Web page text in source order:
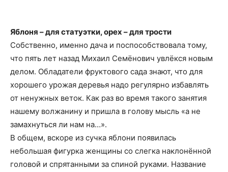
Яблоня – для статуэтки, орех – для трости
Собственно, именно дача и поспособствовала тому,
что пять лет назад Михаил Семёнович увлёкся новым
делом. Обладатели фруктового сада знают, что для
хорошего урожая деревья надо регулярно избавлять
от ненужных веток. Как раз во время такого занятия
нашему волжанину и пришла в голову мысль «а не
замахнуться ли нам на…».
В общем, вскоре из сучка яблони появилась
небольшая фигурка женщины со слегка наклонённой
головой и спрятанными за спиной руками. Название